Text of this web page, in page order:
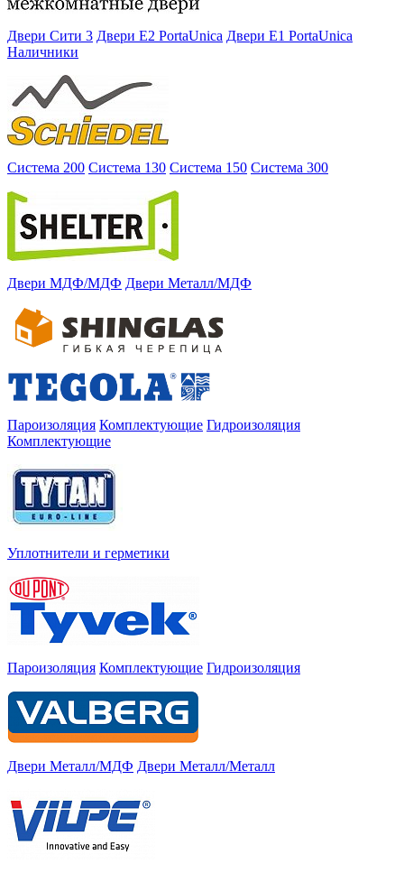
Двери Сити 3 Двери E2 PortaUnica Двери E1 PortaUnica
Наличники
Система 200 Система 130 Система 150 Система 300
Двери МДФ/МДФ Двери Металл/МДФ
Пароизоляция Комплектующие Гидроизоляция
Комплектующие
Уплотнители и герметики
Пароизоляция Комплектующие Гидроизоляция
Двери Металл/МДФ Двери Металл/Металл